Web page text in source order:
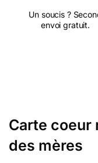
Un soucis ?
envoi gratuit.
Carte coeur
des mères